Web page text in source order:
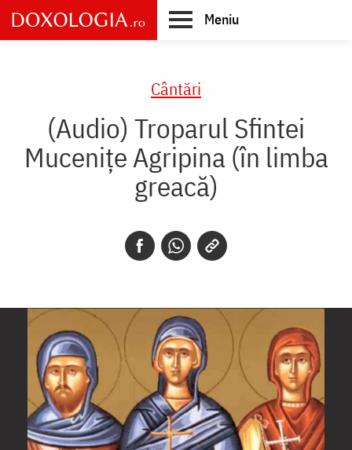
Skip
to
main
Meniu
Cântări
(Audio) Troparul Sfintei
Mucenițe Agripina (în limba
greacă)